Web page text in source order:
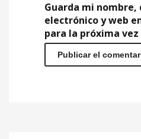
Guarda mi nombre,
electrónico y web
para la próxima